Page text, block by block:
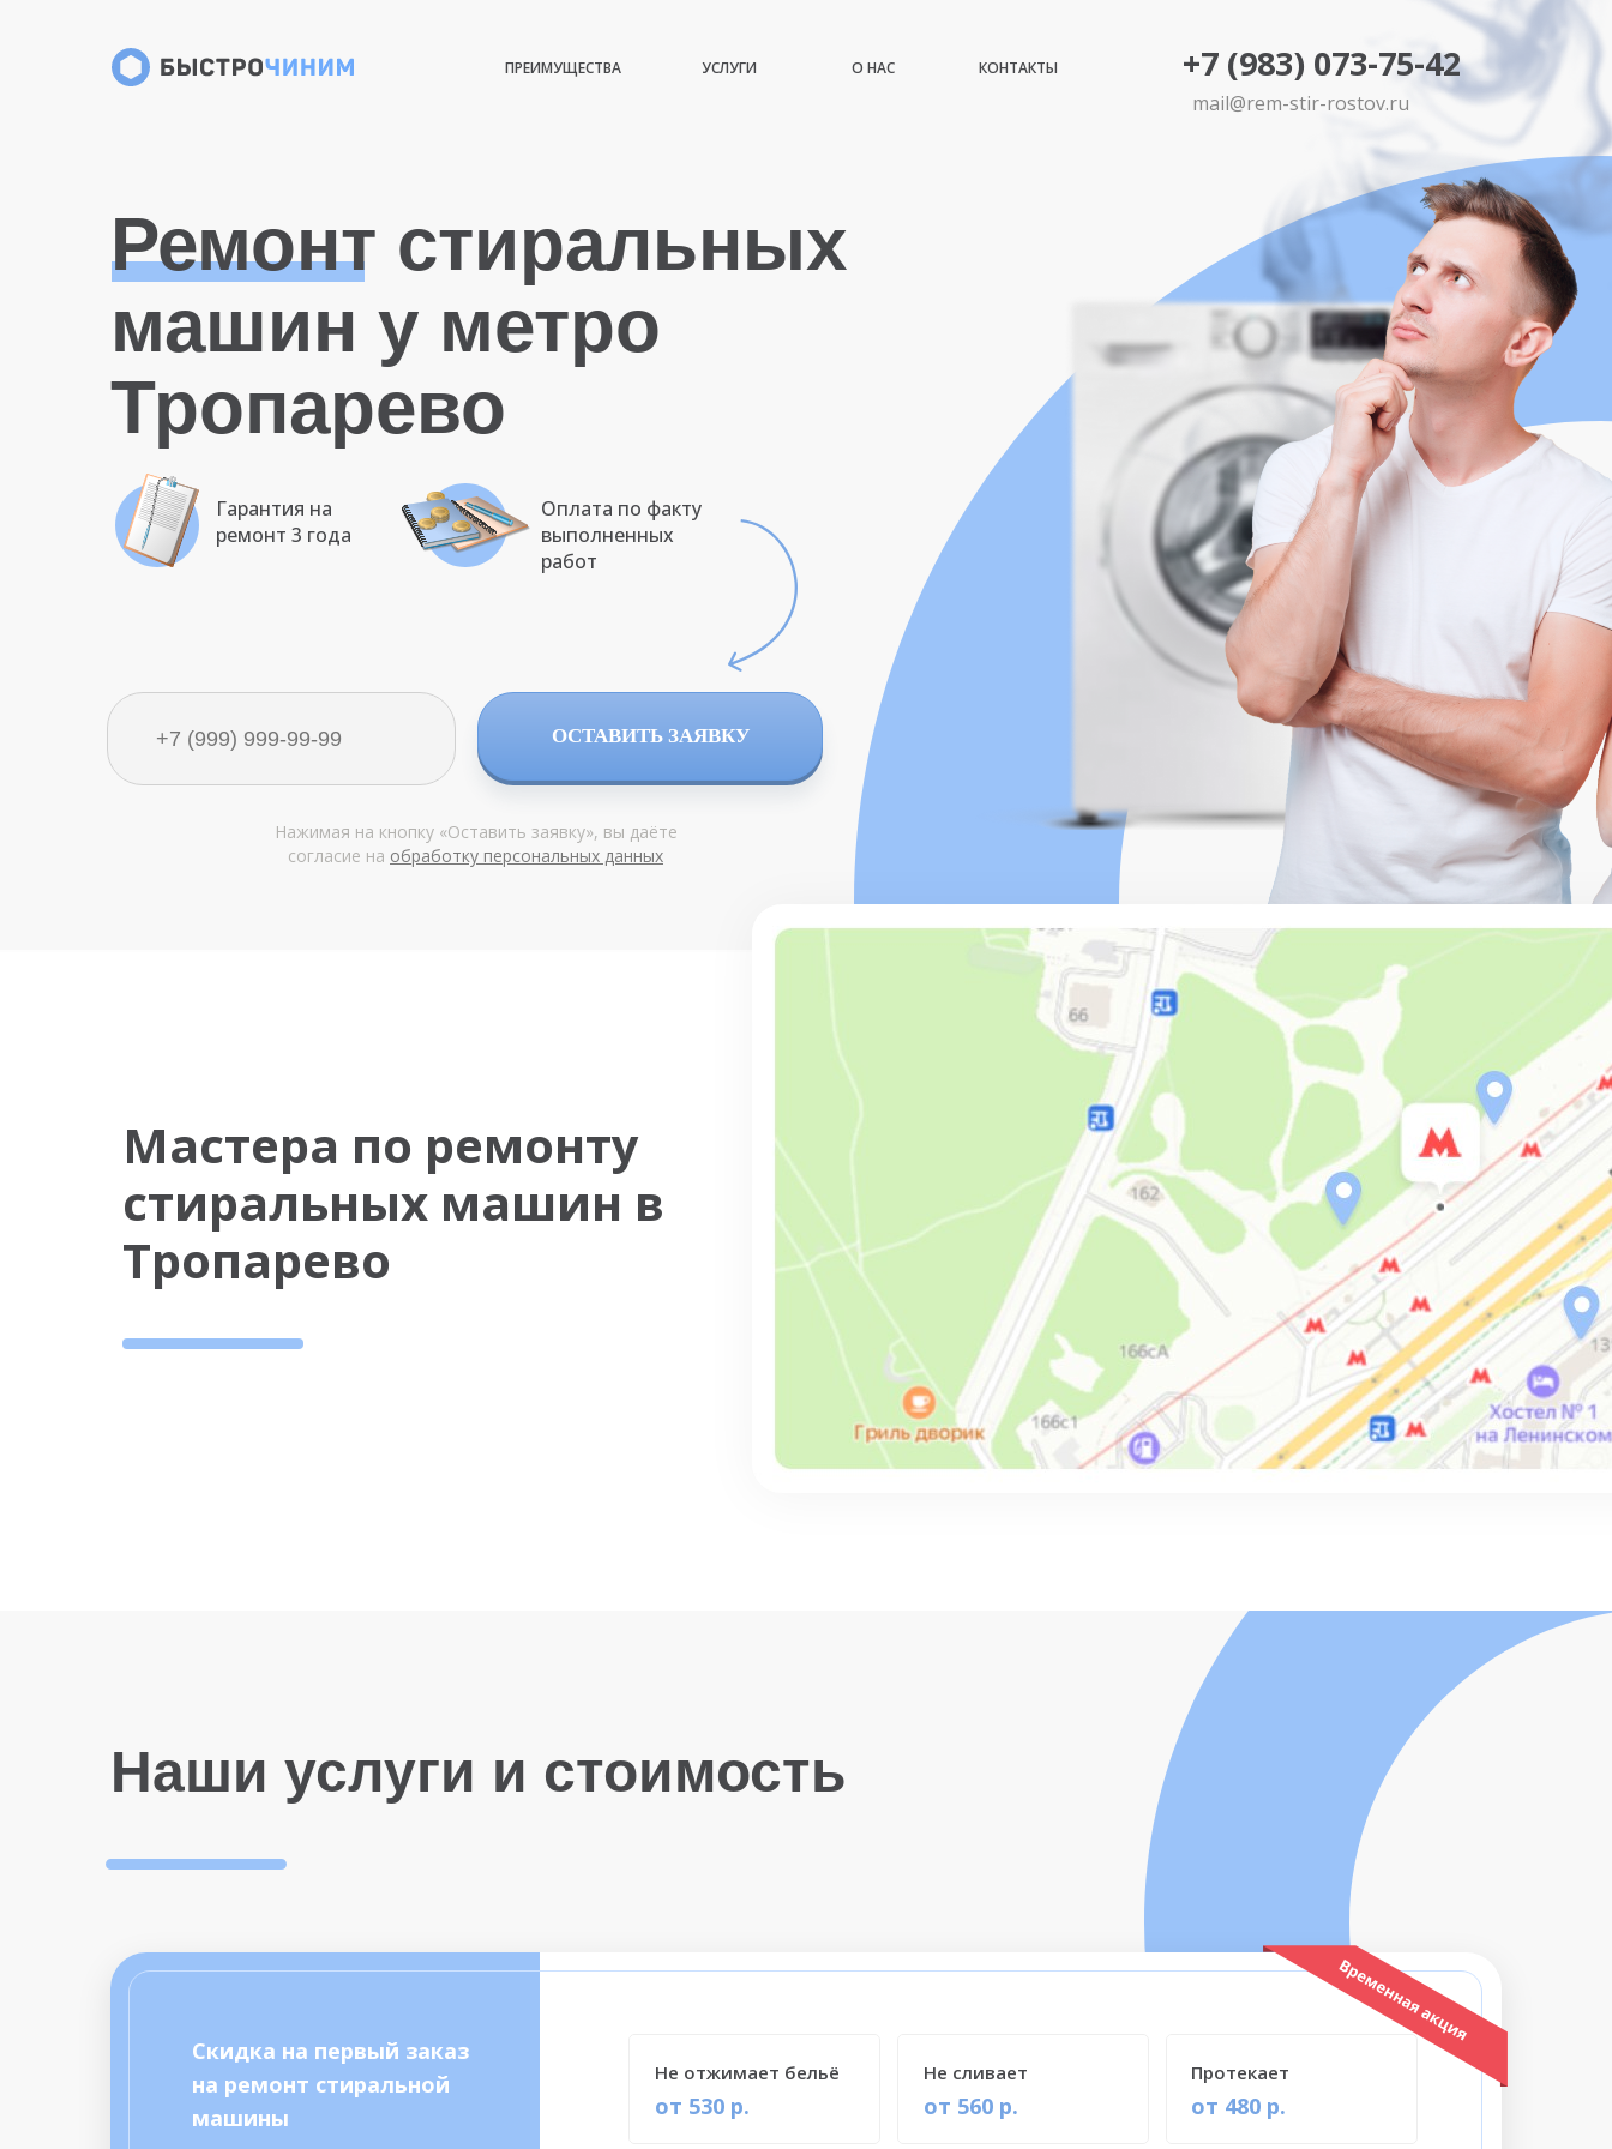
Ремонт стиральных
машин у метро
Тропарево
Гарантия на
ремонт 3 года
Оплата по факту
выполненных
работ
Нажимая на кнопку «Оставить заявку», вы даёте
согласие на обработку персональных данных
+7 (983) 073-75-42
mail@rem-stir-rostov.ru
ОСТАВИТЬ ЗАЯВКУ
О НАС
ПРЕИМУЩЕСТВА УСЛУГИ КОНТАКТЫ
Мастера по ремонту
стиральных машин в
Тропарево
Наши услуги и стоимость
Скидка на первый заказ
на ремонт стиральной
машины
от 530 р.
Не отжимает бельё
от 560 р.
Не сливает
от 480 р.
Протекает